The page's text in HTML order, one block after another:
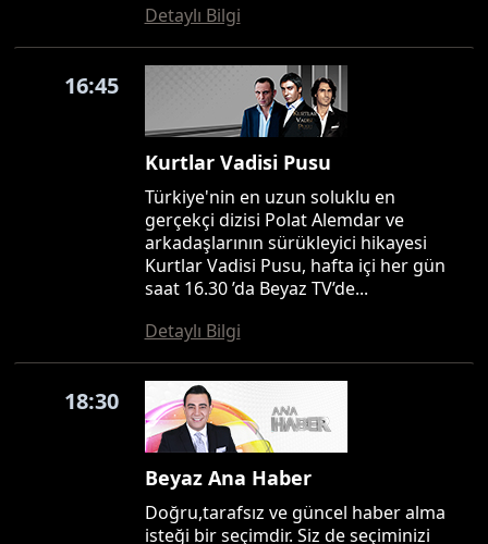
Detaylı Bilgi
16:45
Kurtlar Vadisi Pusu
Türkiye'nin en uzun soluklu en
gerçekçi dizisi Polat Alemdar ve
arkadaşlarının sürükleyici hikayesi
Kurtlar Vadisi Pusu, hafta içi her gün
saat 16.30 ’da Beyaz TV’de...
Detaylı Bilgi
18:30
Beyaz Ana Haber
Doğru,tarafsız ve güncel haber alma
isteği bir seçimdir. Siz de seçiminizi